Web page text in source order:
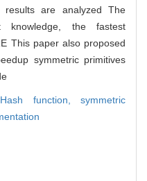
results are analyzed The
the fastest
This paper also proposed
symmetric primitives
Hash function,symmetric